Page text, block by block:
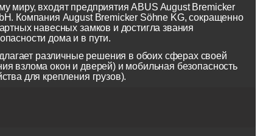
миру, входят предприятия ABUS August Bremicker
Компания August Bremicker Söhne KG, сокращенно
навесных замков и достигла звания
дома и в пути.
различные решения в обоих сферах своей
взлома окон и дверей) и мобильная безопасность
для крепления грузов).